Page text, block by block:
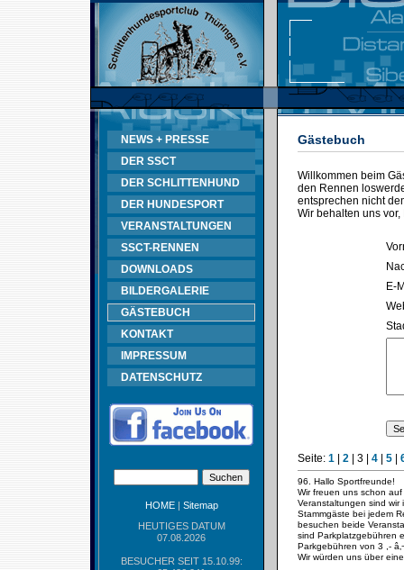
NEWS + PRESSE
DER SSCT
DER SCHLITTENHUND
DER HUNDESPORT
VERANSTALTUNGEN
SSCT-RENNEN
DOWNLOADS
BILDERGALERIE
GÄSTEBUCH
KONTAKT
IMPRESSUM
DATENSCHUTZ
HOME| Sitemap
HEUTIGES DATUM
07.08.2026
BESUCHER SEIT 15.10.99:
Gästebuch
Willkommen beim
den Rennen
entsprechen nicht
Wir behalten uns
E-
Seite: 1 2 3 4 5
96. Hallo Sportfreunde!
Wir freuen uns schon
Veranstaltungen sind wir
Stammgäste bei jedem
besuchen beide
sind Parkplatzgebühren
Parkgebühren von 3 ,-
Wir würden uns über